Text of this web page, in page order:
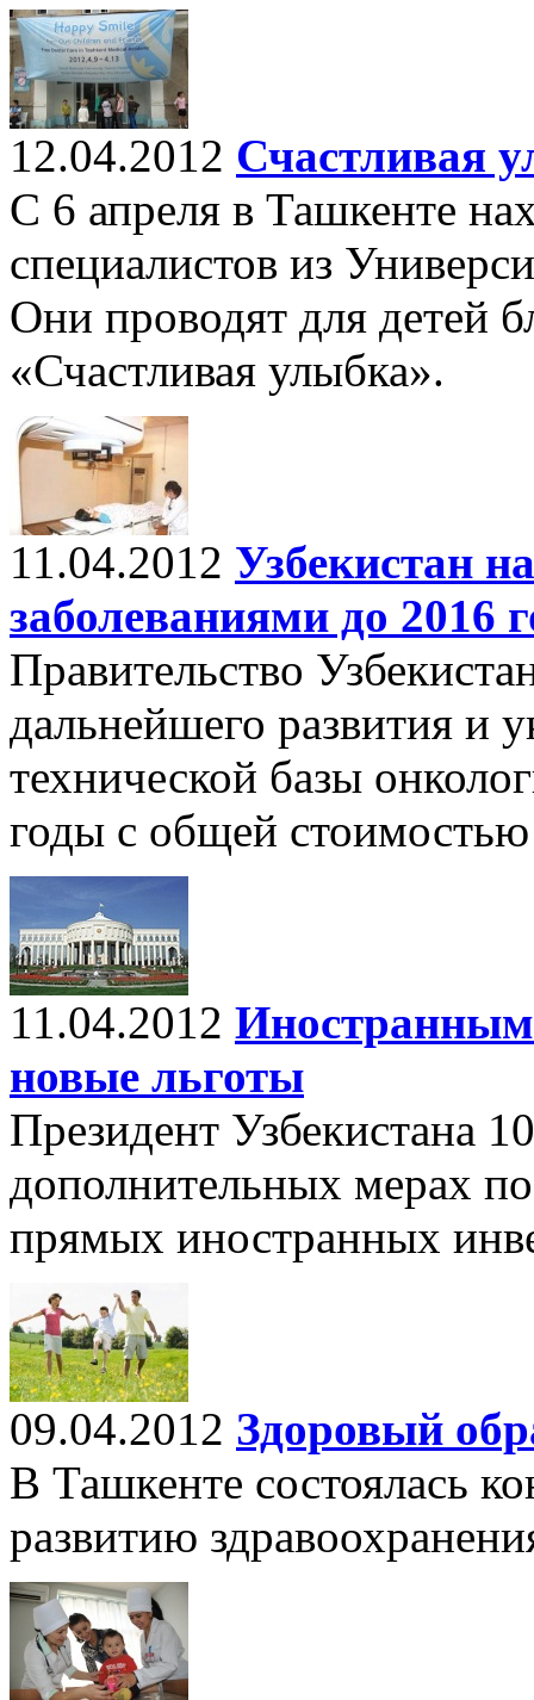
12.04.2012 Счастливая
С 6 апреля в Ташкенте
специалистов из
Они проводят для детей
«Счастливая улыбка».
11.04.2012 Узбекистан
заболеваниями до 2016
Правительство
дальнейшего развития и
технической базы
годы с общей
11.04.2012 Иностранным
новые льготы
Президент Узбекистана
дополнительных мерах
прямых иностранных
09.04.2012 Здоровый
В Ташкенте состоялась
развитию